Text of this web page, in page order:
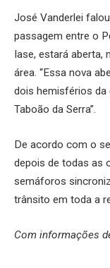
José Vanderlei
passagem entre o
Iase, estará
área. “Essa nova
dois hemisférios da
Taboão da Serra”.
De acordo com o
depois de todas as
semáforos
trânsito em toda a
Com informações